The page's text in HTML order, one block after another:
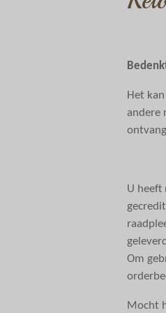
Het
andere
U heeft
Om
Mocht